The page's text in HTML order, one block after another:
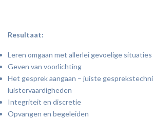
Resultaat:
Leren omgaan met allerlei gevoelige situaties
Geven van voorlichting
Het gesprek aangaan – juiste
luistervaardigheden
Integriteit en discretie
Opvangen en begeleiden